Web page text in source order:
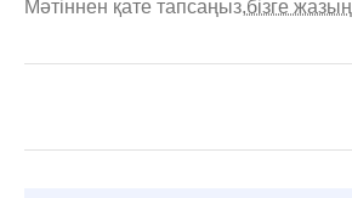
Мәтіннен қате тапсаңыз,бізге